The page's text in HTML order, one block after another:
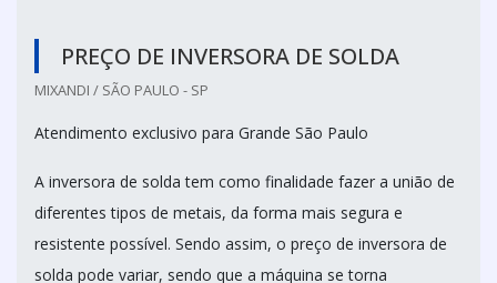
PREÇO DE INVERSORA DE SOLDA
MIXANDI / SÃO PAULO - SP
Atendimento exclusivo para Grande São Paulo
A inversora de solda tem como finalidade fazer a união de
diferentes tipos de metais, da forma mais segura e
resistente possível. Sendo assim, o preço de inversora de
solda pode variar, sendo que a máquina se torna